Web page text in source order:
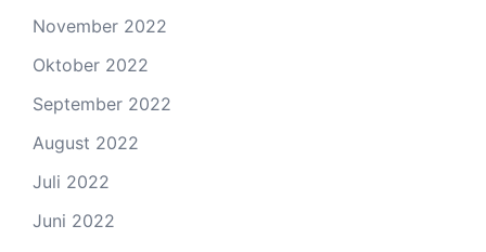
November 2022
Oktober 2022
September 2022
August 2022
Juli 2022
Juni 2022